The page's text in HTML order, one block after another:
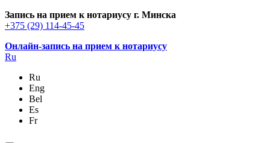
Запись на прием к нотариусу г. Минска
+375 (29) 114-45-45
Онлайн-запись на прием к нотариусу
Ru
Ru
Eng
Bel
Es
Fr